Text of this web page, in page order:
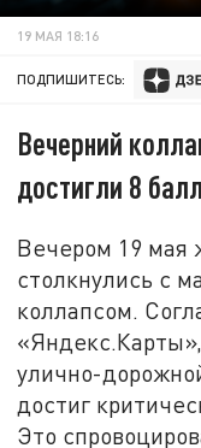
19 МАЯ 18:16
ПОДПИШИТЕСЬ:
Вечерний
достигли 8
Вечером 19 мая
столкнулись с
коллапсом.
улично-
достиг
Это